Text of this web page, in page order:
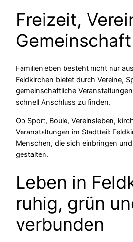
Freizeit,
Gemeinschaft
Familienleben besteht nicht nur
Feldkirchen bietet durch Vereine,
gemeinschaftliche
schnell Anschluss zu finden.
Ob Sport, Boule, Vereinsleben,
Veranstaltungen im Stadtteil:
Menschen, die sich einbringen
gestalten.
Leben in
ruhig, grün
verbunden